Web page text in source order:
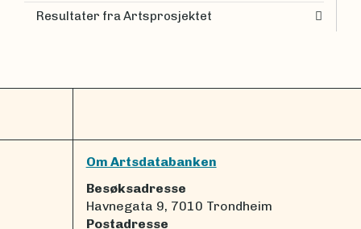
Resultater fra Artsprosjektet
Om Artsdatabanken
Besøksadresse
Havnegata 9, 7010 Trondheim
Postadresse